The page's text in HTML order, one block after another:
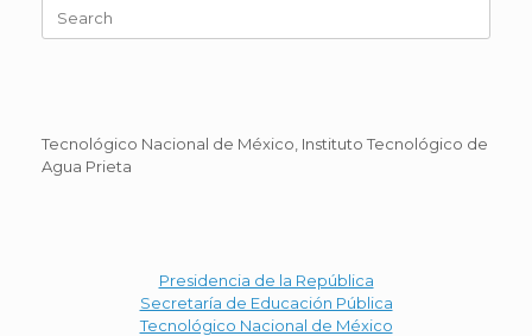
for:
Tecnológico Nacional de México, Instituto Tecnológico de
Agua Prieta
Presidencia de la República
Secretaría de Educación Pública
Tecnológico Nacional de México